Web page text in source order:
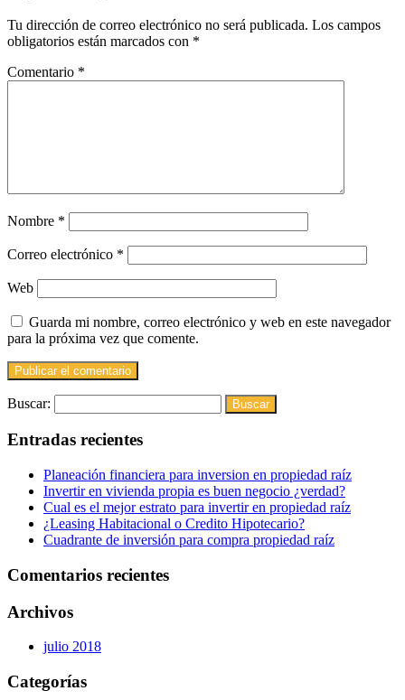
Tu dirección de correo electrónico no será publicada. Los campos
obligatorios están marcados con *
Comentario *
Nombre *
Correo electrónico *
Web
Guarda mi nombre, correo electrónico y web en este navegador
para la próxima vez que comente.
Buscar:
Entradas recientes
Planeación financiera para inversion en propiedad raíz
Invertir en vivienda propia es buen negocio ¿verdad?
Cual es el mejor estrato para invertir en propiedad raíz
¿Leasing Habitacional o Credito Hipotecario?
Cuadrante de inversión para compra propiedad raíz
Comentarios recientes
Archivos
julio 2018
Categorías